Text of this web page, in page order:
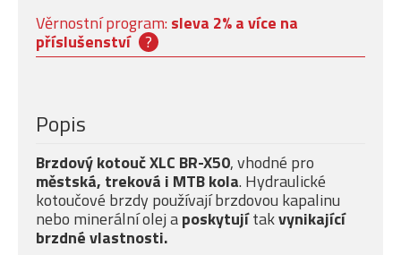
Věrnostní program: sleva 2% a více na
příslušenství ?
Popis
Brzdový kotouč XLC BR-X50, vhodné pro
městská, treková i MTB kola. Hydraulické
kotoučové brzdy používají brzdovou kapalinu
nebo minerální olej aposkytujítakvynikající
brzdné vlastnosti.